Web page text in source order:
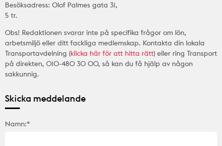
Besöksadress: Olof Palmes gata 31,
5 tr.
Obs! Redaktionen svarar inte på specifika frågor om lön,
arbetsmiljö eller ditt fackliga medlemskap. Kontakta din lokala
Transportavdelning (klicka här för att hitta rätt) eller ring Transport
på direkten, 010-480 30 00, så kan du få hjälp av någon
sakkunnig.
Skicka meddelande
Namn:*